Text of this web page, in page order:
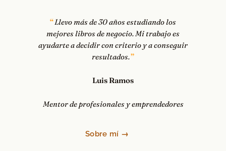
Llevo más de 30 años estudiando los
mejores libros de negocio. Mi trabajo es
ayudarte a decidir con criterio y a conseguir
resultados.
Luis Ramos
Mentor de profesionales y emprendedores
Sobre mí →